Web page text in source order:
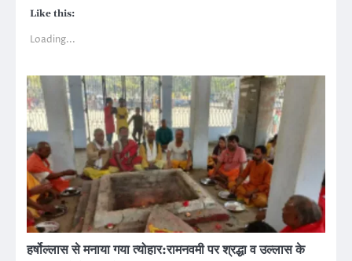
Like this:
Loading...
हर्षोल्लास से मनाया गया त्योहार:रामनवमी पर श्रद्धा व उल्लास के